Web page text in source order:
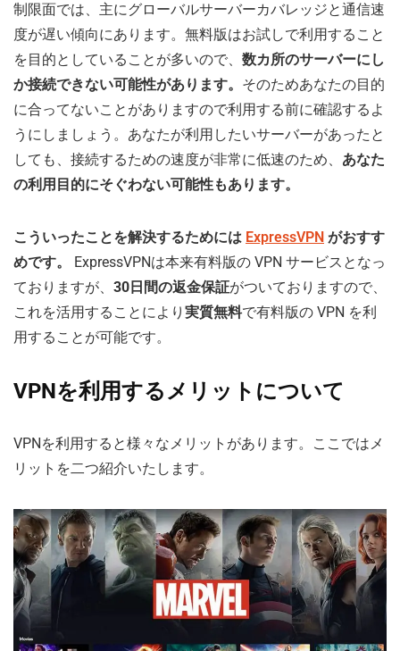
制限面では、主にグローバルサーバーカバレッジと通信速
度が遅い傾向にあります。無料版はお試しで利用すること
を目的としていることが多いので、 数カ所のサーバーにし
か接続できない可能性があります。 そのためあなたの目的
に合ってないことがありますので利用する前に確認するよ
うにしましょう。あなたが利用したいサーバーがあったと
しても、接続するための速度が非常に低速のため、 あなた
の利用目的にそぐわない可能性もあります。
こういったことを解決するためには ExpressVPN がおすす
めです。
ExpressVPNは本来有料版の VPN サービスとなっ
ておりますが、 30日間の返金保証がついておりますので、
これを活用することにより 実質無料で有料版の VPN を利
用することが可能です。
VPNを利用するメリットについて
VPNを利用すると様々なメリットがあります。ここではメ
リットを二つ紹介いたします。